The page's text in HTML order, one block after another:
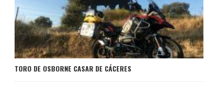
TORO DE OSBORNE CASAR DE CÁCERES